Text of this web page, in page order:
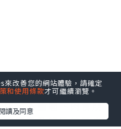
，2023年6月份才轉
蓮的推薦下，亦成為
店，不論閣下肉食朋
被精緻及親民的素食
改善您的網站體驗，請確定
和使用條款才可繼續瀏覽。
讀及同意